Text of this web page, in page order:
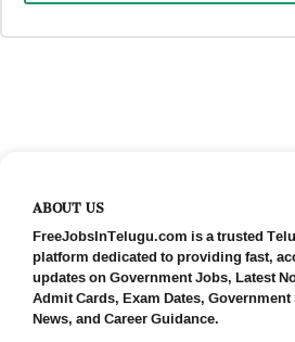
ABOUT US
FreeJobsInTelugu.com is a trusted
platform dedicated to providing fast,
updates on Government Jobs, Latest
Admit Cards, Exam Dates,
News, and Career Guidance.